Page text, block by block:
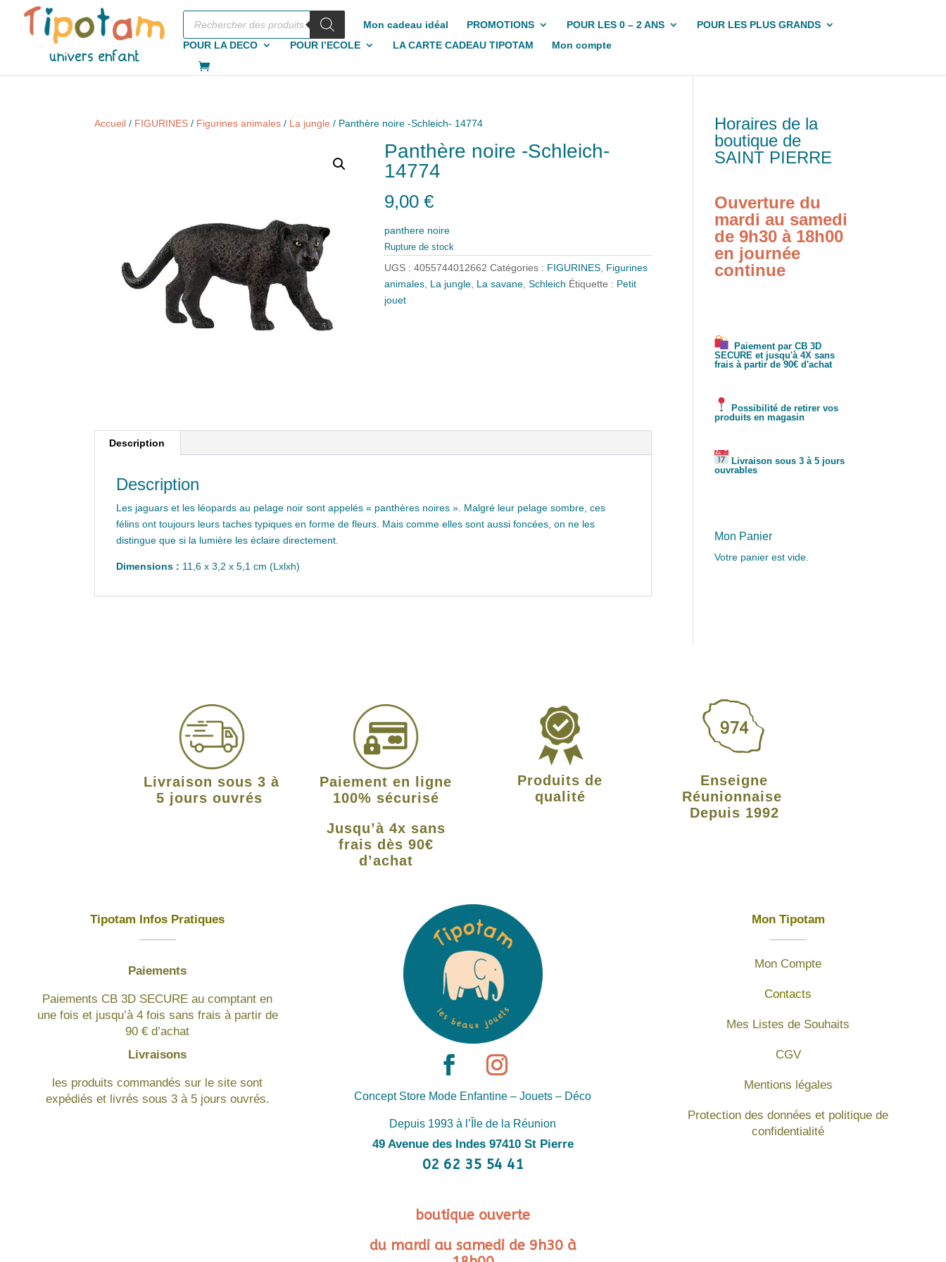
Recherche
produits
Mon cadeau idéal PROMOTIONS POUR LES 0 – 2 ANS
POUR LES PLUS GRANDS
POUR LA DECO
POUR l’ECOLE LA CARTE CADEAU TIPOTAM Mon compte
Accueil / FIGURINES / Figurines animales / La jungle / Panthère noire -Schleich- 14774
Panthère noire -Schleich-
14774
9,00€
panthere noire
Rupture de stock
UGS :4055744012662 Catégories : FIGURINES, Figurines
animales, La jungle, La savane,Schleich Étiquette : Petit
jouet
Description
Description
Les jaguars et les léopards au pelage noir sont appelés « panthères noires ». Malgré leur pelage sombre, ces
félins ont toujours leurs taches typiques en forme de fleurs. Mais comme elles sont aussi foncées, on ne les
distingue que si la lumière les éclaire directement.
Dimensions : 11,6 x 3,2 x 5,1 cm (Lxlxh)
Horaires de la
boutique de
SAINT PIERRE
Ouverture du
mardi au samedi
de 9h30 à 18h00
en journée
continue
Paiement par CB 3D
SECURE et jusqu'à 4X sans
frais à partir de 90€ d'achat
Possibilité de retirer vos
produits en magasin
Livraison sous 3 à 5 jours
ouvrables
Mon Panier
Votre panier est vide.
Livraison sous 3 à
5 jours ouvrés
Paiement en ligne
100% sécurisé
Jusqu’à 4x sans
frais dès 90€
d’achat
Produits de
qualité
Enseigne
Réunionnaise
Depuis 1992
Tipotam Infos Pratiques
Paiements
Paiements CB 3D SECURE au comptant en
une fois et jusqu’à 4 fois sans frais à partir de
90 € d’achat
Livraisons
les produits commandés sur le site sont
expédiés et livrés sous 3 à 5 jours ouvrés.
Concept Store Mode Enfantine – Jouets – Déco
Depuis 1993 à l’Île de la Réunion
49 Avenue des Indes 97410 St Pierre
02 62 35 54 41
boutique ouverte
du mardi au samedi de 9h30 à
Mon Tipotam
Mon Compte
Contacts
Mes Listes de Souhaits
CGV
Mentions légales
Protection des données et politique de
confidentialité